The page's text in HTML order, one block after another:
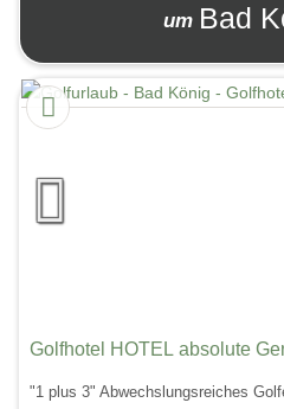
um Bad
Golfhotel HOTEL absolute
"1 plus 3" Abwechslungsreiches